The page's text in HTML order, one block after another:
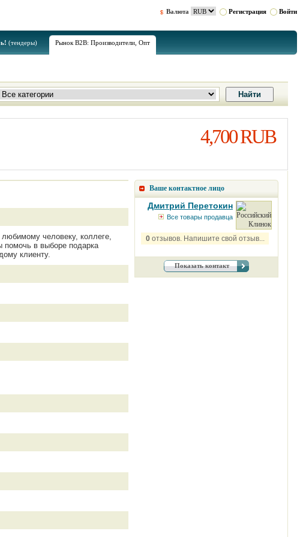
Валюта Регистрация Войти
(тендеры) Рынок B2B: Производители, Опт
4,700 RUB
человеку, коллеге,
помочь в выборе подарка
клиенту.
Ваше контактное лицо
Дмитрий Перетокин
Все товары продавца
0отзывов. Напишите свой отзыв...
Показать контакт